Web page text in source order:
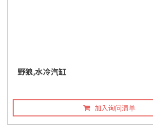
野狼,水冷汽缸
加入询问清单